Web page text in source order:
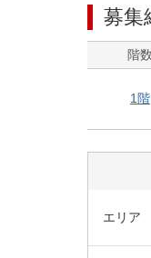
募集
階数
1階
エリア